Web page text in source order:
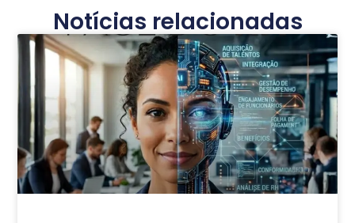
Notícias relacionadas